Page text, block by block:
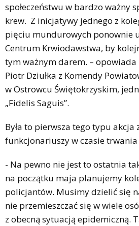
społeczeństwu w bardzo ważny
krew. Z inicjatywy jednego z
pięciu mundurowych ponownie
Centrum Krwiodawstwa, by
tym ważnym darem. – opowiada
Piotr Dziułka z Komendy
w Ostrowcu Świętokrzyskim,
„Fidelis Saguis”.
Była to pierwsza tego typu
funkcjonariuszy w czasie
- Na pewno nie jest to ostatnia
na początku maja planujemy
policjantów. Musimy dzielić się
nie przemieszczać się w wiele
z obecną sytuacją epidemiczną.